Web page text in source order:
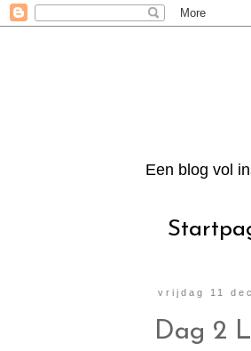
Een blog vol
vrijdag 11
Dag 2